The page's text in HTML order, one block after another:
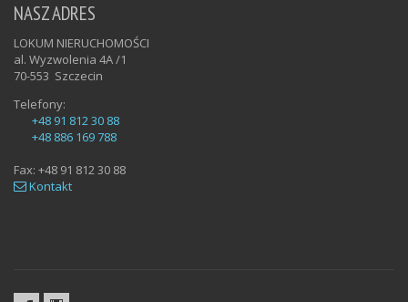
NASZ ADRES
LOKUM NIERUCHOMOŚCI
al. Wyzwolenia 4A /1
70-553 Szczecin
Telefony:
+48 91 812 30 88
+48 886 169 788
Fax: +48 91 812 30 88
Kontakt